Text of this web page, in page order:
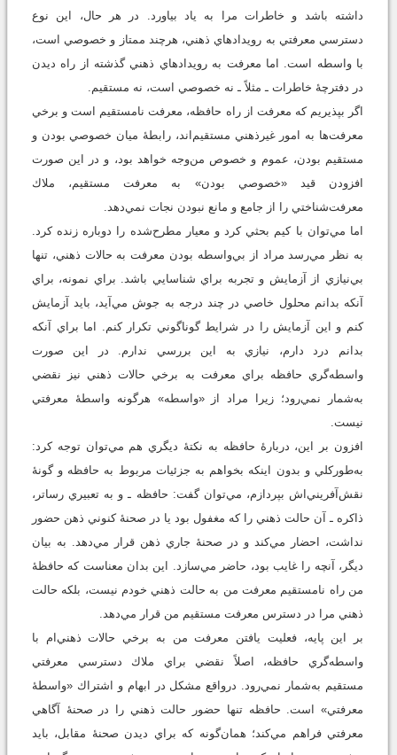
داشته باشد و خاطرات مرا به ياد بياورد. در هر حال، اين نوع
دسترسي معرفتي به رويدادهاي ذهني، هرچند ممتاز و خصوصي است،
با واسطه است. اما معرفت به رويدادهاي ذهني گذشته از راه ديدن
در دفترچۀ خاطرات ـ مثلاً ـ نه خصوصي است، نه مستقيم.
اگر بپذيريم كه معرفت از راه حافظه، معرفت نامستقيم است و برخي
معرفت‌ها به امور غيرذهني مستقيم‌اند، رابطۀ ميان خصوصي بودن و
مستقيم بودن، عموم و خصوص من‌وجه خواهد بود، و در اين صورت
افزودن قيد «خصوصي بودن» به معرفت مستقيم، ملاك
معرفت‌شناختي را از جامع و مانع نبودن نجات نمي‌دهد.
اما مي‌توان با كيم بحثي كرد و معيار مطرح‌شده را دوباره زنده کرد.
به نظر مي‌رسد مراد از بي‌واسطه بودن معرفت به حالات ذهني، تنها
بي‌نيازي از آزمايش و تجربه براي شناسايي باشد. براي نمونه، براي
آنكه بدانم محلول خاصي در چند درجه به جوش مي‌آيد، بايد آزمايش
كنم و اين آزمايش را در شرايط گوناگوني تكرار کنم. اما براي آنكه
بدانم درد دارم، نيازي به اين بررسي ندارم. در اين صورت
واسطه‌گري حافظه براي معرفت به برخي حالات ذهني نيز نقضي
به‌شمار نمي‌رود؛ زيرا مراد از «واسطه» هرگونه واسطۀ معرفتي
نيست.
افزون بر اين، دربارۀ حافظه به نكتۀ ديگري هم مي‌توان توجه كرد:
به‌طوركلي و بدون اينكه بخواهم به جزئيات مربوط به حافظه و گونۀ
نقش‌آفريني‌اش بپردازم، مي‌توان گفت: حافظه ـ و به تعبيري رساتر،
ذاكره ـ آن حالت ذهني را كه مغفول بود يا در صحنۀ كنوني ذهن حضور
نداشت، احضار مي‌كند و در صحنۀ جاري ذهن قرار مي‌دهد. به بيان
ديگر، آنچه را غايب بود، حاضر مي‌سازد. اين بدان معناست كه حافظۀ
من راه نامستقيم معرفت من به حالت ذهني خودم نيست، بلكه حالت
ذهني مرا در دسترس معرفت مستقيم من قرار مي‌دهد.
بر اين پايه، فعليت يافتن معرفت من به برخي حالات ذهني‌ام با
واسطه‌گري حافظه، اصلاً نقضي براي ملاك دسترسي معرفتي
مستقيم به‌شمار نمي‌رود. درواقع مشكل در ابهام و اشتراك «واسطۀ
معرفتي» است. حافظه تنها حضور حالت ذهني را در صحنۀ آگاهي
معرفتي فراهم مي‌كند؛ همان‌گونه كه براي ديدن صحنۀ مقابل، بايد